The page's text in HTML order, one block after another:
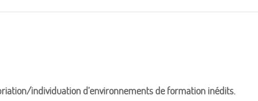
individuation d’environnements de formation inédits.